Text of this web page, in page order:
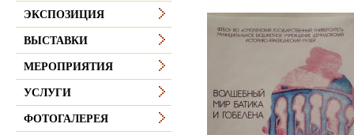
ЭКСПОЗИЦИЯ
ВЫСТАВКИ
МЕРОПРИЯТИЯ
УСЛУГИ
ФОТОГАЛЕРЕЯ